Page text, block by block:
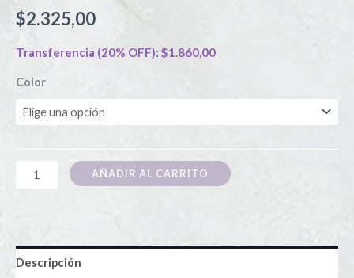
$2.325,00
Transferencia (20% OFF): $1.860,00
Color
AÑADIR AL CARRITO
Descripción